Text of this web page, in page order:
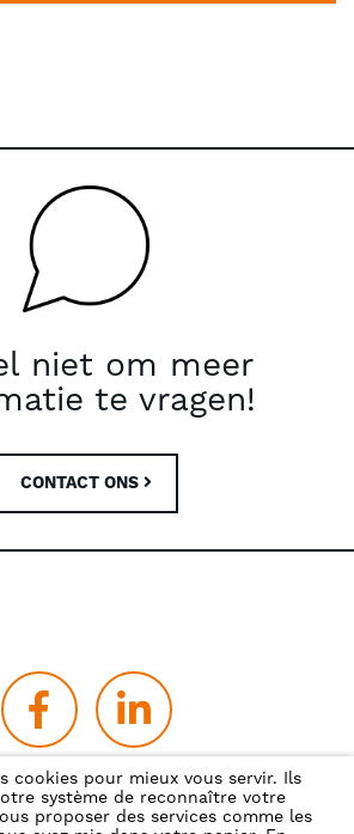
cookies pour mieux vous servir. Ils
système de reconnaître votre
proposer des services comme les
niet om meer
te vragen!
CONTACT ONS
Privacybeleid